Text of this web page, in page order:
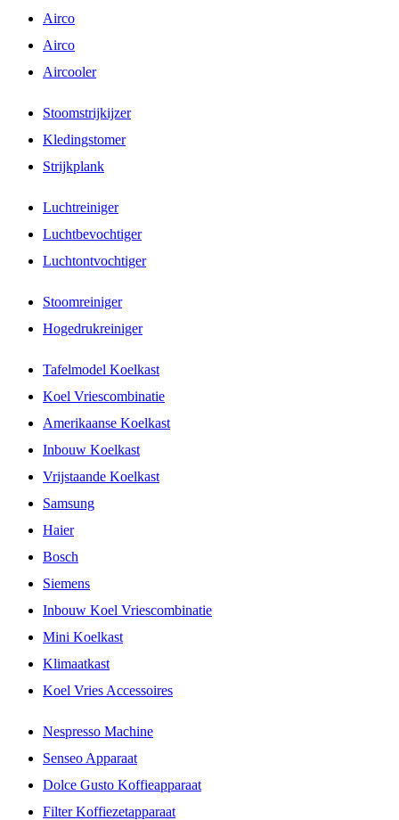
Airco
Airco
Aircooler
Stoomstrijkijzer
Kledingstomer
Strijkplank
Luchtreiniger
Luchtbevochtiger
Luchtontvochtiger
Stoomreiniger
Hogedrukreiniger
Tafelmodel Koelkast
Koel Vriescombinatie
Amerikaanse Koelkast
Inbouw Koelkast
Vrijstaande Koelkast
Samsung
Haier
Bosch
Siemens
Inbouw Koel Vriescombinatie
Mini Koelkast
Klimaatkast
Koel Vries Accessoires
Nespresso Machine
Senseo Apparaat
Dolce Gusto Koffieapparaat
Filter Koffiezetapparaat